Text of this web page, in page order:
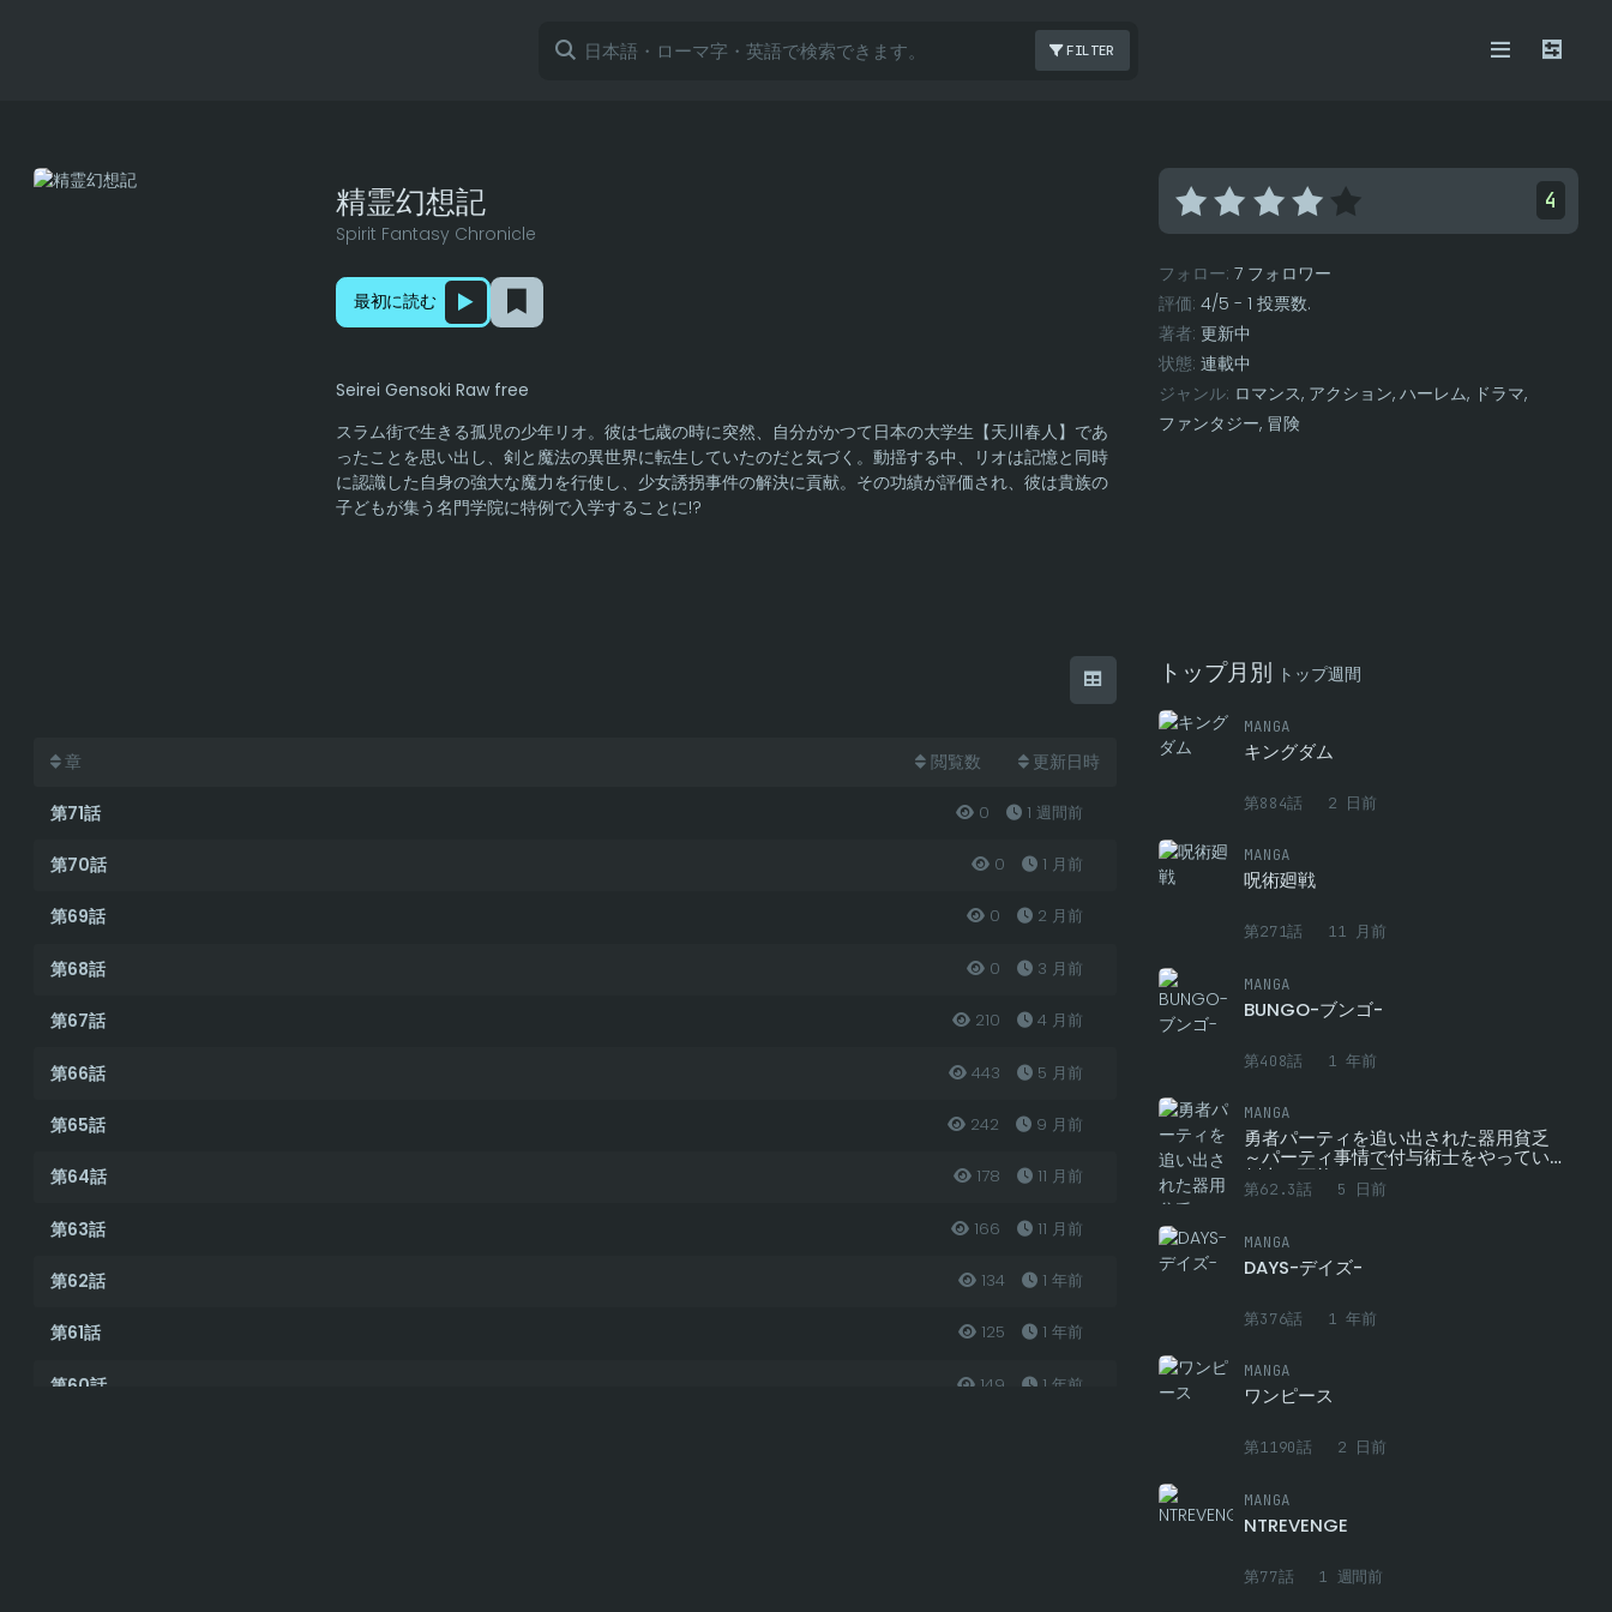
FILTER
精霊幻想記
Spirit Fantasy Chronicle
最初に読む
Seirei Gensoki Raw free
スラム街で生きる孤児の少年リオ。彼は七歳の時に突然、自分がかつて日本の大学生【天川春人】であ
ったことを思い出し、剣と魔法の異世界に転生していたのだと気づく。動揺する中、リオは記憶と同時
に認識した自身の強大な魔力を行使し、少女誘拐事件の解決に貢献。その功績が評価され、彼は貴族の
子どもが集う名門学院に特例で入学することに!?
4
フォロー: 7 フォロワー
評価: 4/5 - 1 投票数.
著者: 更新中
状態: 連載中
ジャンル: ロマンス, アクション, ハーレム, ドラマ,
ファンタジー, 冒険
章 閲覧数 更新日時
第71話 0 1 週間前
第70話 0 1 月前
第69話 0 2 月前
第68話 0 3 月前
第67話 210 4 月前
第66話 443 5 月前
第65話 242 9 月前
第64話 178 11 月前
第63話 166 11 月前
第62話 134 1 年前
第61話 125 1 年前
第60話 149 1 年前
トップ月別 トップ週間
MANGA
キングダム
第884話 2 日前
MANGA
呪術廻戦
第271話 11 月前
MANGA
BUNGO-ブンゴ-
第408話 1 年前
MANGA
勇者パーティを追い出された器用貧乏
～パーティ事情で付与術士をやっていた
剣士、万能へと至る～
第62.3話 5 日前
MANGA
DAYS-デイズ-
第376話 1 年前
MANGA
ワンピース
第1190話 2 日前
MANGA
NTREVENGE
第77話 1 週間前